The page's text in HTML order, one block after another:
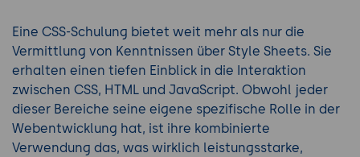
Eine CSS-Schulung bietet weit mehr als nur die
Vermittlung von Kenntnissen über Style Sheets. Sie
erhalten einen tiefen Einblick in die Interaktion
zwischen CSS, HTML und JavaScript. Obwohl jeder
dieser Bereiche seine eigene spezifische Rolle in der
Webentwicklung hat, ist ihre kombinierte
Verwendung das, was wirklich leistungsstarke,